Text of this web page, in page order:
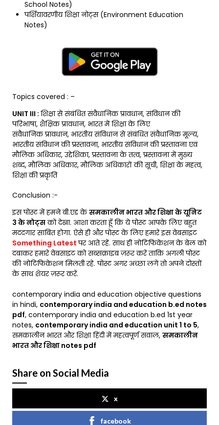
School Notes)
पर्शियावरणीय शिक्षा नोट्स (Environment Education
Notes)
Topics covered : –
UNIT III : शिक्षा से संबंधित संवैधानिक प्रावधान, संविधान की
परिभाषा, शैक्षिक प्रावधान, भारत में शिक्षा के लिए
संवैधानिक प्रावधान, भारतीय संविधान से संबंधित संवैधानिक मूल्य,
भारतीय संविधान की प्रस्तावना, भारतीय संविधान की प्रस्तावना एवं
मौलिक अधिकार, उद्देशिका, प्रस्तावना के तत्व, प्रस्तावना में मुख्य
शब्द, मौलिक अधिकार, मौलिक अधिकारों की सूची, शिक्षा के महत्व,
शिक्षा की प्रकृति
Conclusion :-
इस पोस्ट में हमने बी.एड केसमकालीन भारत और शिक्षा के यूनिट
3 के नोट्सको देखा. आशा करता हूँ कि ये पोस्ट आपके लिए बहुत
मददगार साबित होगा. ऐसे ही और पोस्ट के लिए हमारे इस वेबसाइट
Something Latestपर आते रहें. साथ ही नोटिफिकेशन के बेल को
दबाकर हमारे वेबसाइट को सब्सक्राइब ज़रूर करें ताकि अगली पोस्ट
की नोटिफिकेशन मिलती रहे. पोस्ट अगर अच्छा लगे तो अपने दोस्तों
के साथ शेयर ज़रूर करें.
contemporary india and education objective questions
in hindi, contemporary india and education b.ed notes
pdf, contemporary india and education b.ed 1st year
notes, contemporary india and education unit 1 to 5,
समकालीन भारत और शिक्षा हिंदी में महत्वपूर्ण सवाल, समकालीन
भारत और शिक्षा notes pdf
Share on Social Media
x
facebook